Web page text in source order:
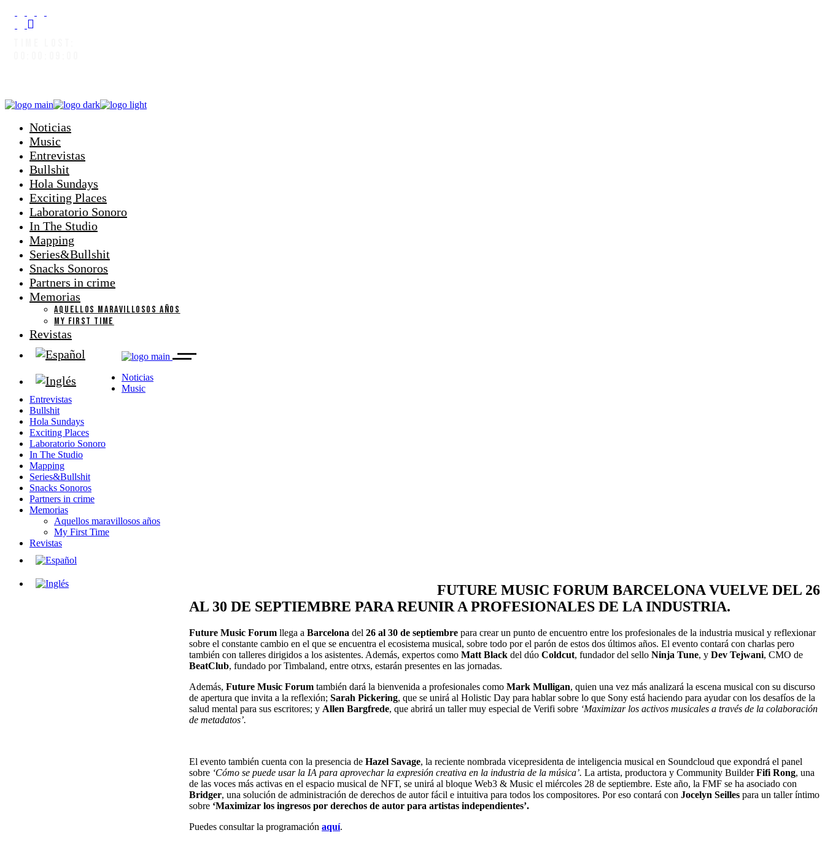
Noticias
Music
Entrevistas
Bullshit
Hola Sundays
Exciting Places
Laboratorio Sonoro
In The Studio
Mapping
Series&Bullshit
Snacks Sonoros
Partners in crime
Memorias
AQUELLOS MARAVILLOSOS AÑOS
MY FIRST TIME
Revistas
Noticias
Music
Entrevistas
Bullshit
Hola Sundays
Exciting Places
Laboratorio Sonoro
In The Studio
Mapping
Series&Bullshit
Snacks Sonoros
Partners in crime
Memorias
Aquellos maravillosos años
My First Time
Revistas
FUTURE MUSIC FORUM BARCELONA VUELVE DEL 26
AL 30 DE SEPTIEMBRE PARA REUNIR A PROFESIONALES DE LA INDUSTRIA.
Future Music Forum llega a Barcelona del 26 al 30 de septiembre para crear un punto de encuentro entre los profesionales de la industria musical y reflexionar
sobre el constante cambio en el que se encuentra el ecosistema musical, sobre todo por el parón de estos dos últimos años. El evento contará con charlas pero
también con talleres dirigidos a los asistentes. Además, expertos como Matt Black del dúo Coldcut, fundador del sello Ninja Tune, y Dev Tejwani, CMO de
BeatClub, fundado por Timbaland, entre otrxs, estarán presentes en las jornadas.
Además, Future Music Forum también dará la bienvenida a profesionales como Mark Mulligan, quien una vez más analizará la escena musical con su discurso
de apertura que invita a la reflexión; Sarah Pickering, que se unirá al Holistic Day para hablar sobre lo que Sony está haciendo para ayudar con los desafíos de la
salud mental para sus escritores; y Allen Bargfrede, que abrirá un taller muy especial de Verifi sobre ‘Maximizar los activos musicales a través de la colaboración
de metadatos’.
El evento también cuenta con la presencia de Hazel Savage, la reciente nombrada vicepresidenta de inteligencia musical en Soundcloud que expondrá el panel
sobre ‘Cómo se puede usar la IA para aprovechar la expresión creativa en la industria de la música’. La artista, productora y Community BuilderFifi Rong, una
de las voces más activas en el espacio musical de NFT, se unirá al bloque Web3 & Music el miércoles 28 de septiembre. Este año, la FMF se ha asociado con
Bridger, una solución de administración de derechos de autor fácil e intuitiva para todos los compositores. Por eso contará con Jocelyn Seilles para un taller íntimo
sobre ‘Maximizar los ingresos por derechos de autor para artistas independientes’.
Puedes consultar la programación aquí.